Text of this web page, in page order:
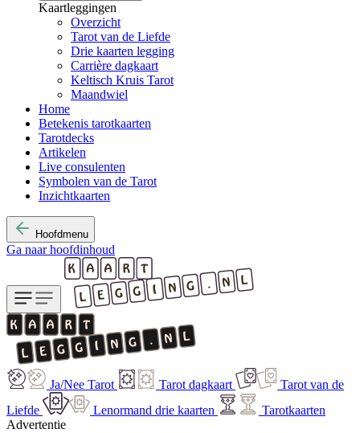
Kaartleggingen
Overzicht
Tarot van de Liefde
Drie kaarten legging
Carrière dagkaart
Keltisch Kruis Tarot
Maandwiel
Home
Betekenis tarotkaarten
Tarotdecks
Artikelen
Live consulenten
Symbolen van de Tarot
Inzichtkaarten
Hoofdmenu
Ga naar hoofdinhoud
Ja/Nee Tarot Tarot dagkaart
Tarot van de
Liefde
Lenormand drie kaarten
Tarotkaarten
Advertentie